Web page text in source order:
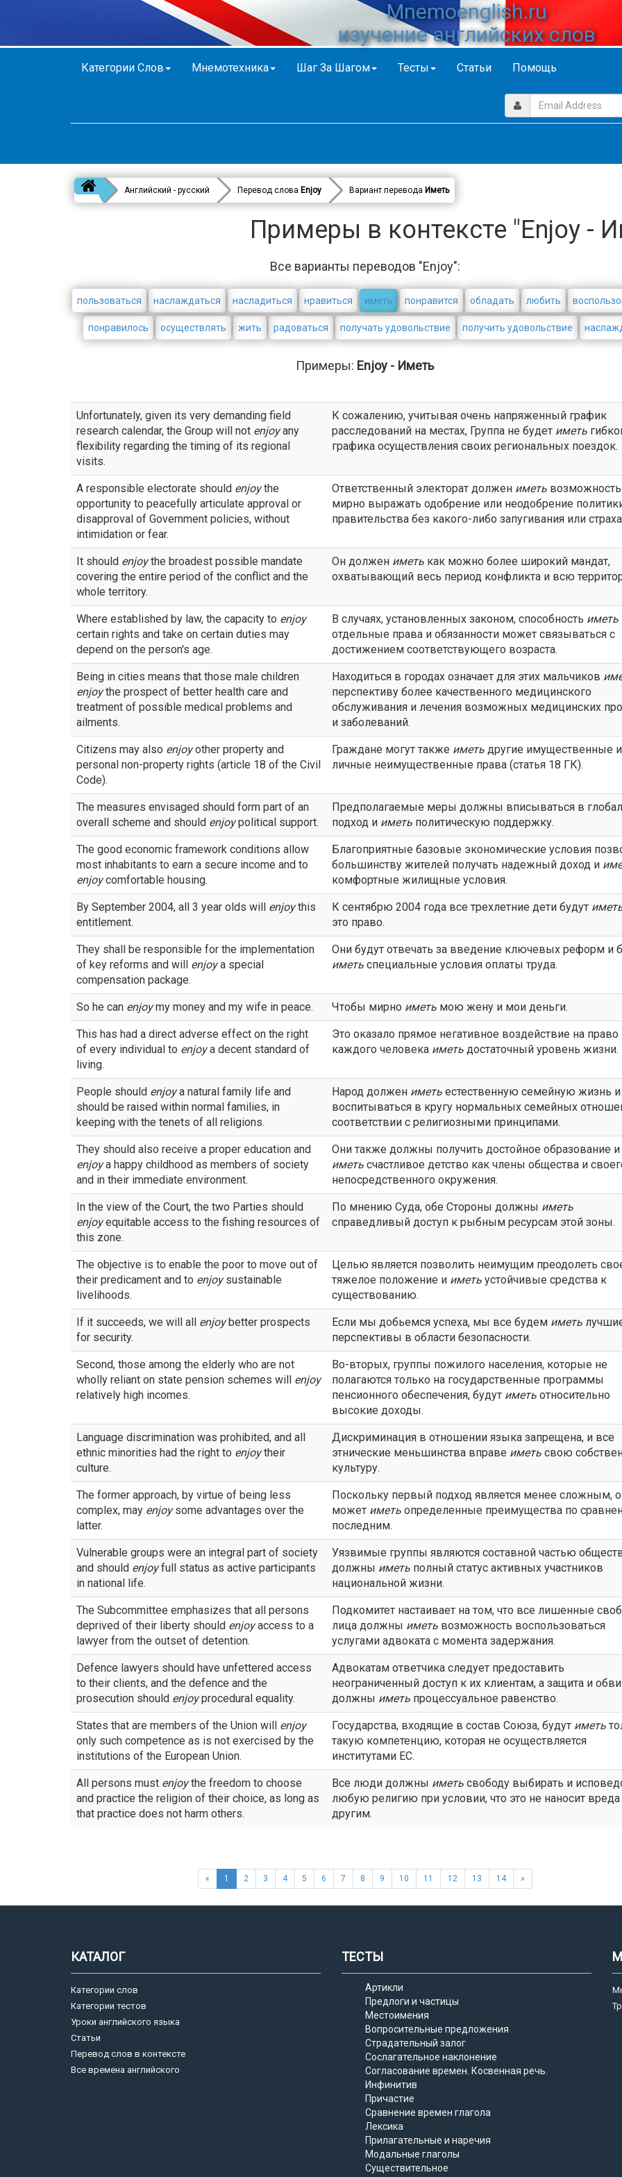
Mnemoenglish.ru
изучение английских слов
Категории Слов Мнемотехника Шаг За Шагом Тесты Статьи Помощь
Английский - русский Перевод слова Enjoy Вариант перевода Иметь
Примеры в контексте "Enjoy -
Все варианты переводов "Enjoy":
пользоваться наслаждаться насладиться нравиться иметь понравится обладать любить
понравилось осуществлять жить радоваться получать удовольствие получить удовольствие
Примеры: Enjoy - Иметь
Unfortunately, given its very demanding field
research calendar, the Group will not enjoyany
flexibility regarding the timing of its regional
visits.
К сожалению, учитывая очень напряженный график
расследований на местах, Группа не будет иметь
графика осуществления своих региональных поездок.
A responsible electorate should enjoythe
opportunity to peacefully articulate approval or
disapproval of Government policies, without
intimidation or fear.
Ответственный электорат должен иметь возможность
мирно выражать одобрение или неодобрение
правительства без какого-либо запугивания или
It should enjoythe broadest possible mandate
covering the entire period of the conflict and the
whole territory.
Он должен иметь как можно более широкий мандат,
охватывающий весь период конфликта и всю
Where established by law, the capacity to enjoy
certain rights and take on certain duties may
depend on the person's age.
В случаях, установленных законом, способность иметь
отдельные права и обязанности может связываться с
достижением соответствующего возраста.
Being in cities means that those male children
enjoythe prospect of better health care and
treatment of possible medical problems and
ailments.
Находиться в городах означает для этих мальчиков
перспективу более качественного медицинского
обслуживания и лечения возможных медицинских
и заболеваний.
Citizens may also enjoyother property and
personal non-property rights (article 18 of the Civil
Code).
Граждане могут также иметь другие имущественные и
личные неимущественные права (статья 18 ГК).
The measures envisaged should form part of an
overall scheme and should enjoypolitical support.
Предполагаемые меры должны вписываться в
подход и иметь политическую поддержку.
The good economic framework conditions allow
most inhabitants to earn a secure income and to
enjoycomfortable housing.
Благоприятные базовые экономические условия
большинству жителей получать надежный доход и
комфортные жилищные условия.
By September 2004, all 3 year olds will enjoythis
entitlement.
К сентябрю 2004 года все трехлетние дети будут
это право.
They shall be responsible for the implementation
of key reforms and will enjoya special
compensation package.
Они будут отвечать за введение ключевых реформ и
иметь специальные условия оплаты труда.
So he can enjoymy money and my wife in peace. Чтобы мирно иметь мою жену и мои деньги.
This has had a direct adverse effect on the right
of every individual to enjoya decent standard of
living.
Это оказало прямое негативное воздействие на право
каждого человека иметь достаточный уровень жизни.
People should enjoya natural family life and
should be raised within normal families, in
keeping with the tenets of all religions.
Народ должен иметь естественную семейную жизнь и
воспитываться в кругу нормальных семейных
соответствии с религиозными принципами.
They should also receive a proper education and
enjoya happy childhood as members of society
and in their immediate environment.
Они также должны получить достойное образование и
иметь счастливое детство как члены общества и
непосредственного окружения.
In the view of the Court, the two Parties should
enjoyequitable access to the fishing resources of
this zone.
По мнению Суда, обе Стороны должны иметь
справедливый доступ к рыбным ресурсам этой зоны.
The objective is to enable the poor to move out of
their predicament and to enjoysustainable
livelihoods.
Целью является позволить неимущим преодолеть
тяжелое положение и иметь устойчивые средства к
существованию.
If it succeeds, we will all enjoybetter prospects
for security.
Если мы добьемся успеха, мы все будем иметь
перспективы в области безопасности.
Second, those among the elderly who are not
wholly reliant on state pension schemes will enjoy
relatively high incomes.
Во-вторых, группы пожилого населения, которые не
полагаются только на государственные программы
пенсионного обеспечения, будут иметь относительно
высокие доходы.
Language discrimination was prohibited, and all
ethnic minorities had the right to enjoytheir
culture.
Дискриминация в отношении языка запрещена, и все
этнические меньшинства вправе иметь свою
культуру.
The former approach, by virtue of being less
complex, may enjoysome advantages over the
latter.
Поскольку первый подход является менее сложным,
может иметь определенные преимущества по
последним.
Vulnerable groups were an integral part of society
and should enjoyfull status as active participants
in national life.
Уязвимые группы являются составной частью
должны иметь полный статус активных участников
национальной жизни.
The Subcommittee emphasizes that all persons
deprived of their liberty should enjoyaccess to a
lawyer from the outset of detention.
Подкомитет настаивает на том, что все лишенные
лица должны иметь возможность воспользоваться
услугами адвоката с момента задержания.
Defence lawyers should have unfettered access
to their clients, and the defence and the
prosecution should enjoyprocedural equality.
Адвокатам ответчика следует предоставить
неограниченный доступ к их клиентам, а защита и
должны иметь процессуальное равенство.
States that are members of the Union will enjoy
only such competence as is not exercised by the
institutions of the European Union.
Государства, входящие в состав Союза, будут иметь
такую компетенцию, которая не осуществляется
институтами ЕС.
All persons must enjoythe freedom to choose
and practice the religion of their choice, as long as
that practice does not harm others.
Все люди должны иметь свободу выбирать и
любую религию при условии, что это не наносит вреда
другим.
« 1 2 3 4 5 6 7 8 9 10 11 12 13 14 »
КАТАЛОГ
Категории слов
Категории тестов
Уроки английского языка
Статьи
Перевод слов в контексте
Все времена английского
ТЕСТЫ
Артикли
Предлоги и частицы
Местоимения
Вопросительные предложения
Страдательный залог
Сослагательное наклонение
Согласование времен. Косвенная речь.
Инфинитив
Причастие
Сравнение времен глагола
Лексика
Прилагательные и наречия
Модальные глаголы
Существительное